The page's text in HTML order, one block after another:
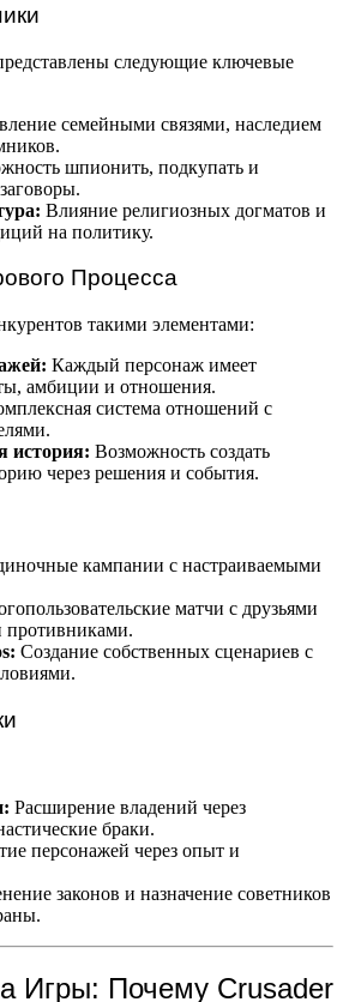
следующие ключевые
семейными связями, наследием
шпионить, подкупать и
Влияние религиозных догматов и
на политику.
Процесса
такими элементами:
Каждый персонаж имеет
амбиции и отношения.
система отношений с
история: Возможность создать
через решения и события.
кампании с настраиваемыми
матчи с друзьями
Создание собственных сценариев с
Расширение владений через
браки.
персонажей через опыт и
законов и назначение советников
Игры: Почему Crusader